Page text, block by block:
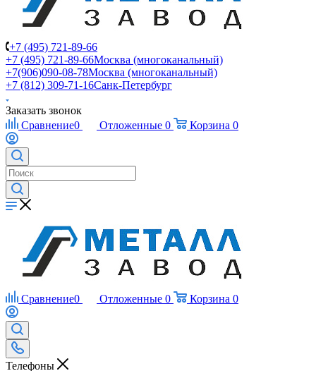
+7 (495) 721-89-66
+7 (495) 721-89-66Москва (многоканальный)
+7(906)090-08-78Москва (многоканальный)
+7 (812) 309-71-16Санк-Петербург
Заказать звонок
Сравнение0 Отложенные 0 Корзина 0
Сравнение0 Отложенные 0 Корзина 0
Телефоны